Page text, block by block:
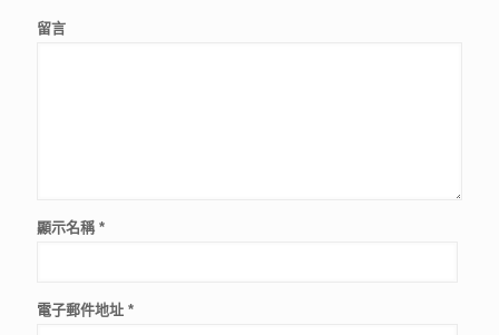
留言
顯示名稱 *
電子郵件地址 *